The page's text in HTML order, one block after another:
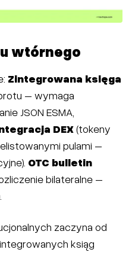
wtórnego
Zintegrowana księga
– wymaga
JSON ESMA,
DEX(tokeny
pulami –
OTC bulletin
bilateralne –
zaczyna od
ksiąg